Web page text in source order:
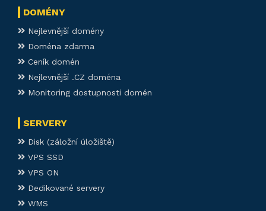
DOMÉNY
Nejlevnější domény
Doména zdarma
Ceník domén
Nejlevnější .CZ doména
Monitoring dostupnosti domén
SERVERY
Disk (záložní úložiště)
VPS SSD
VPS ON
Dedikované servery
WMS